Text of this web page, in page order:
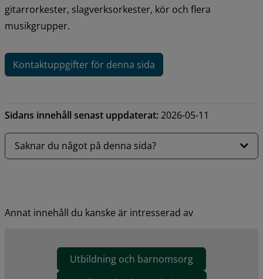
gitarrorkester, slagverksorkester, kör och flera
musikgrupper.
Kontaktuppgifter för denna sida
Sidans innehåll senast uppdaterat:2026-05-11
Saknar du något på denna sida?
Annat innehåll du kanske är intresserad av
Utbildning och barnomsorg